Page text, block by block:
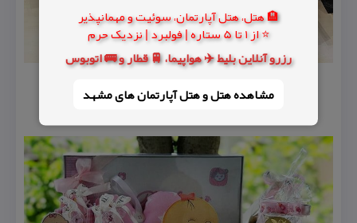
🏨 هتل، هتل آپارتمان، سوئیت و مهمانپذیر
⭐ از 1 تا 5 ستاره | فولبرد | نزدیک حرم
رزرو آنلاین بلیط ✈️ هواپیما، 🚆 قطار و 🚌 اتوبوس
مشاهده هتل و هتل‌ آپارتمان های مشهد